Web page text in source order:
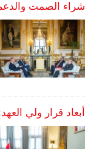
شراء الصمت والدعم
أبعاد قرار ولي